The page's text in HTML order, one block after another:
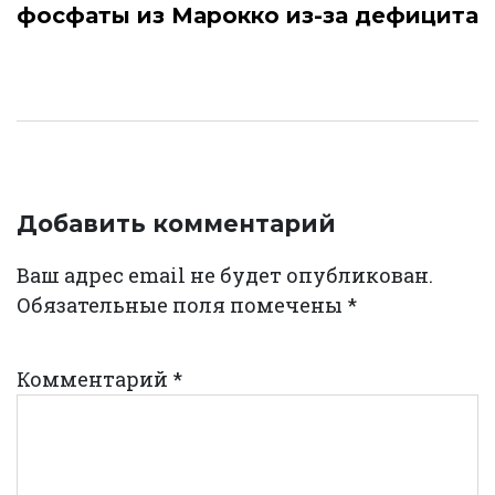
фосфаты из Марокко из-за дефицита
Добавить комментарий
Ваш адрес email не будет опубликован.
Обязательные поля помечены *
Комментарий *